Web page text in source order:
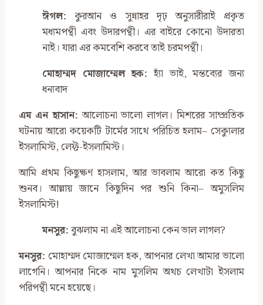
ঈগল: কুরআন ও সুন্নাহর দৃঢ় অনুসারীরাই প্রকৃত
মধ্যমপন্থী এবং উদারপন্থী। এর বাইরে কোনো উদারতা
নাই। যারা এর কমবেশি করবে তাই চরমপন্থী।
মোহাম্মদ মোজাম্মেল হক: হ্যাঁ ভাই, মন্তব্যের জন্য
ধন্যবাদ
এম এন হাসান: আলোচনা ভালো লাগল। মিশরের সাম্প্রতিক
ঘটনায় আরো কয়েকটি টার্মের সাথে পরিচিত হলাম– সেক্যুলার
ইসলামিস্ট, লেফ্ট-ইসলামিস্ট।
আমি প্রথম কিছুক্ষণ হাসলাম, আর ভাবলাম আরো কত কিছু
শুনব। আল্লায় জানে কিছুদিন পর শুনি কিনা– অমুসলিম
ইসলামিস্ট!
মনসুর:বুঝলাম না এই আলোচনা কেন ভাল লাগল?
মনসুর: মোহাম্মদ মোজাম্মেল হক, আপনার লেখা আমার ভালো
লাগেনি। আপনার নিকে নাম মুসলিম অথচ লেখাটা ইসলাম
পরিপন্থী মনে হয়েছে।